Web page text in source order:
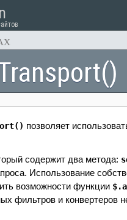
позволяет
содержит два метода:
Использование
возможности функции
фильтров и конвертеров